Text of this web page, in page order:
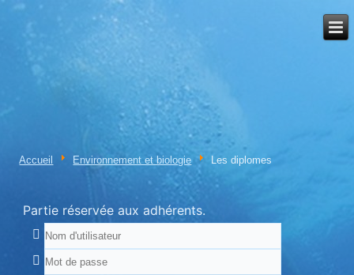
Accueil Environnement et biologie Les diplomes
Partie réservée aux adhérents.